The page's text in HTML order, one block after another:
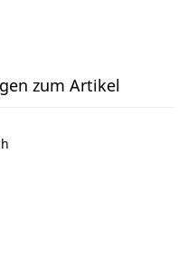
zum Artikel